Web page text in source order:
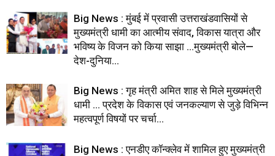
Big News : मुंबई में प्रवासी उत्तराखंडवासियों से
मुख्यमंत्री धामी का आत्मीय संवाद, विकास यात्रा और
भविष्य के विजन को किया साझा …मुख्यमंत्री बोले—
देश-दुनिया...
Big News : गृह मंत्री अमित शाह से मिले मुख्यमंत्री
धामी … प्रदेश के विकास एवं जनकल्याण से जुड़े विभिन्न
महत्वपूर्ण विषयों पर चर्चा...
Big News : एनडीए कॉन्क्लेव में शामिल हुए मुख्यमंत्री